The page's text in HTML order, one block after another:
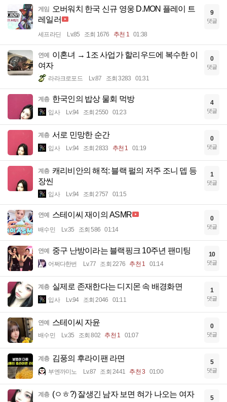
게임 오버워치 한국 신규 영웅 D.MON 플레이 트
레일러
세프라딘 Lv.85 조회 1676 추천 1 01:38
9
댓글
연예 이혼녀 → 1조 사업가 할리우드에 복수한 이
여자
라라크로포드 Lv.87 조회 3283 01:31
0
댓글
계층 한국인의 밥상 물회 먹방
입사 Lv.94 조회 2550 01:23
4
댓글
계층 서로 민망한 순간
입사 Lv.94 조회 2833 추천 1 01:19
0
댓글
계층 캐리비안의 해적: 블랙 펄의 저주 조니 뎁 등
장씬
입사 Lv.94 조회 2757 01:15
1
댓글
연예 스테이씨 재이의 ASMR
배수민 Lv.35 조회 586 01:14
0
댓글
연예 중구 난방이라는 블랙핑크 10주년 팬미팅
어쩌다한번 Lv.77 조회 2276 추천 1 01:14
10
댓글
계층 실제로 존재한다는 디지몬 속 배경화면
입사 Lv.94 조회 2046 01:11
1
댓글
연예 스테이씨 자윤
배수민 Lv.35 조회 802 추천 1 01:07
0
댓글
계층 김풍의 후라이팬 라면
부엔까미노 Lv.87 조회 2441 추천 3 01:00
5
댓글
계층 (ㅇㅎ?) 잘생긴 남자 보면 혀가 나오는 여자 5